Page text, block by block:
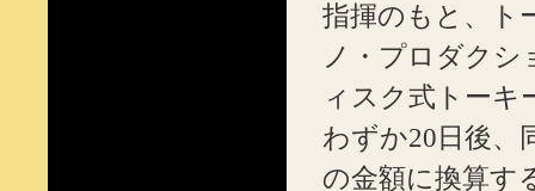
指揮のもと、ト
ノ・プロダクシ
ィスク式トーキ
わずか20日後、
の金額に換算す